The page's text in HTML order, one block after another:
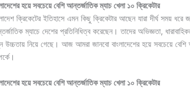
হয়ে সবচেয়ে বেশি আন্তর্জাতিক ম্যাচ খেলা ১০ ক্রিকেটার
ক্রিকেটের ইতিহাসে এমন কিছু ক্রিকেটার আছেন যারা দীর্ঘ সময়
ম্যাচে দেশের প্রতিনিধিত্ব করেছেন। তাদের অভিজ্ঞতা,
উচ্চতায় নিয়ে গেছে। আজ আমরা জানবো বাংলাদেশের হয়ে সবচেয়ে বেশি
হয়ে সবচেয়ে বেশি আন্তর্জাতিক ম্যাচ খেলা ১০ ক্রিকেটার